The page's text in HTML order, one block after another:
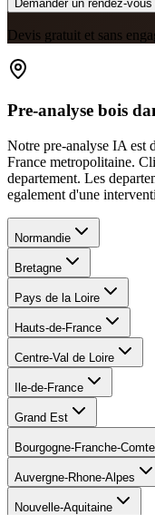
Demander un rendez-
Devis gratuit et sans
Pre-analyse bois
Notre pre-analyse IA est
France metropolitaine.
departement. Les
egalement d'une
Normandie
Bretagne
Pays de la Loire
Hauts-de-France
Centre-Val de Loire
Ile-de-France
Grand Est
Bourgogne-Franche-Comte
Auvergne-Rhone-Alpes
Nouvelle-Aquitaine